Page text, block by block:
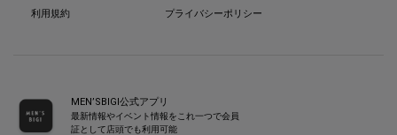
利用規約
プライバシーポリシー
MEN’SBIGI公式アプリ
最新情報やイベント情報をこれ一つで会員
証として店頭でも利用可能